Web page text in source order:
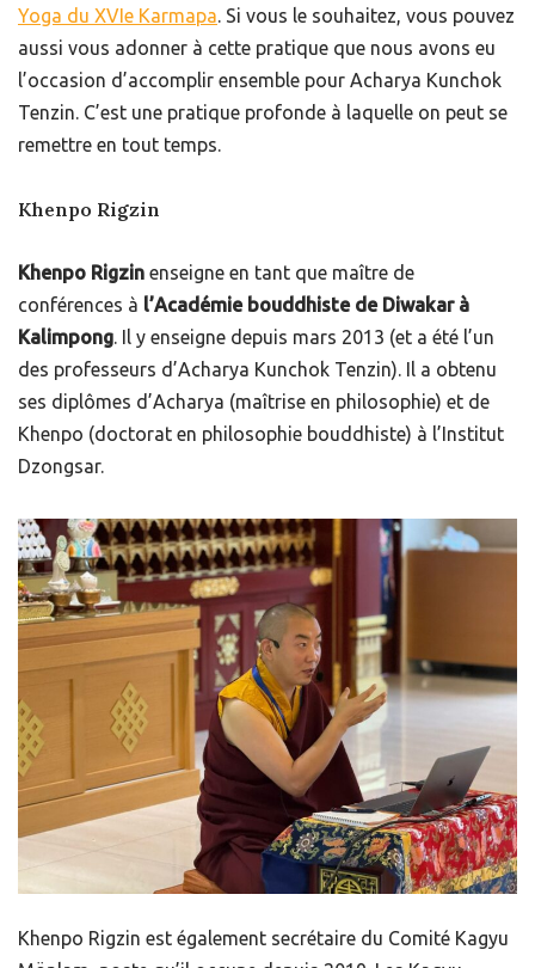
Yoga du XVIe Karmapa. Si vous le souhaitez, vous pouvez
aussi vous adonner à cette pratique que nous avons eu
l’occasion d’accomplir ensemble pour Acharya Kunchok
Tenzin. C’est une pratique profonde à laquelle on peut se
remettre en tout temps.
Khenpo Rigzin
Khenpo Rigzin enseigne en tant que maître de
conférences à l’Académie bouddhiste de Diwakar à
Kalimpong. Il y enseigne depuis mars 2013 (et a été l’un
des professeurs d’Acharya Kunchok Tenzin). Il a obtenu
ses diplômes d’Acharya (maîtrise en philosophie) et de
Khenpo (doctorat en philosophie bouddhiste) à l’Institut
Dzongsar.
Khenpo Rigzin est également secrétaire du Comité Kagyu